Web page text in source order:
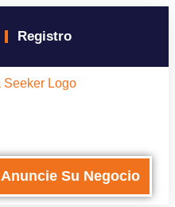
Registro
Anuncie Su Negocio